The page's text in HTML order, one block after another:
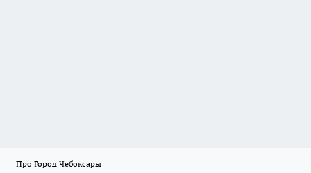
Про Город Чебоксары